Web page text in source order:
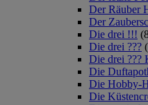
Der Räuber
Der
Die drei !!!
Die drei ???
Die drei ???
Die
Die Hobby-
Die